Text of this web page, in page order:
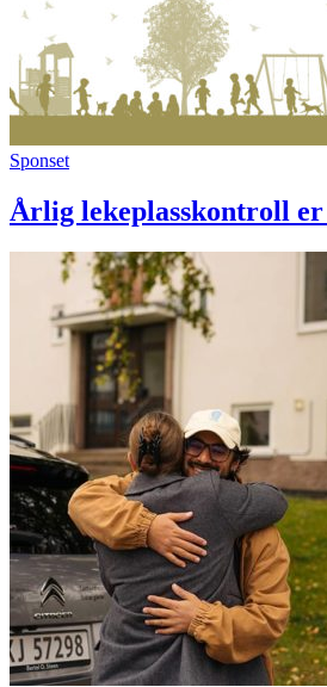
Sponset
Årlig lekeplasskontroll